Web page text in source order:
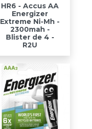
HR6 - Accus AA
Energizer
Extreme Ni-Mh -
2300mah -
Blister de 4 -
R2U